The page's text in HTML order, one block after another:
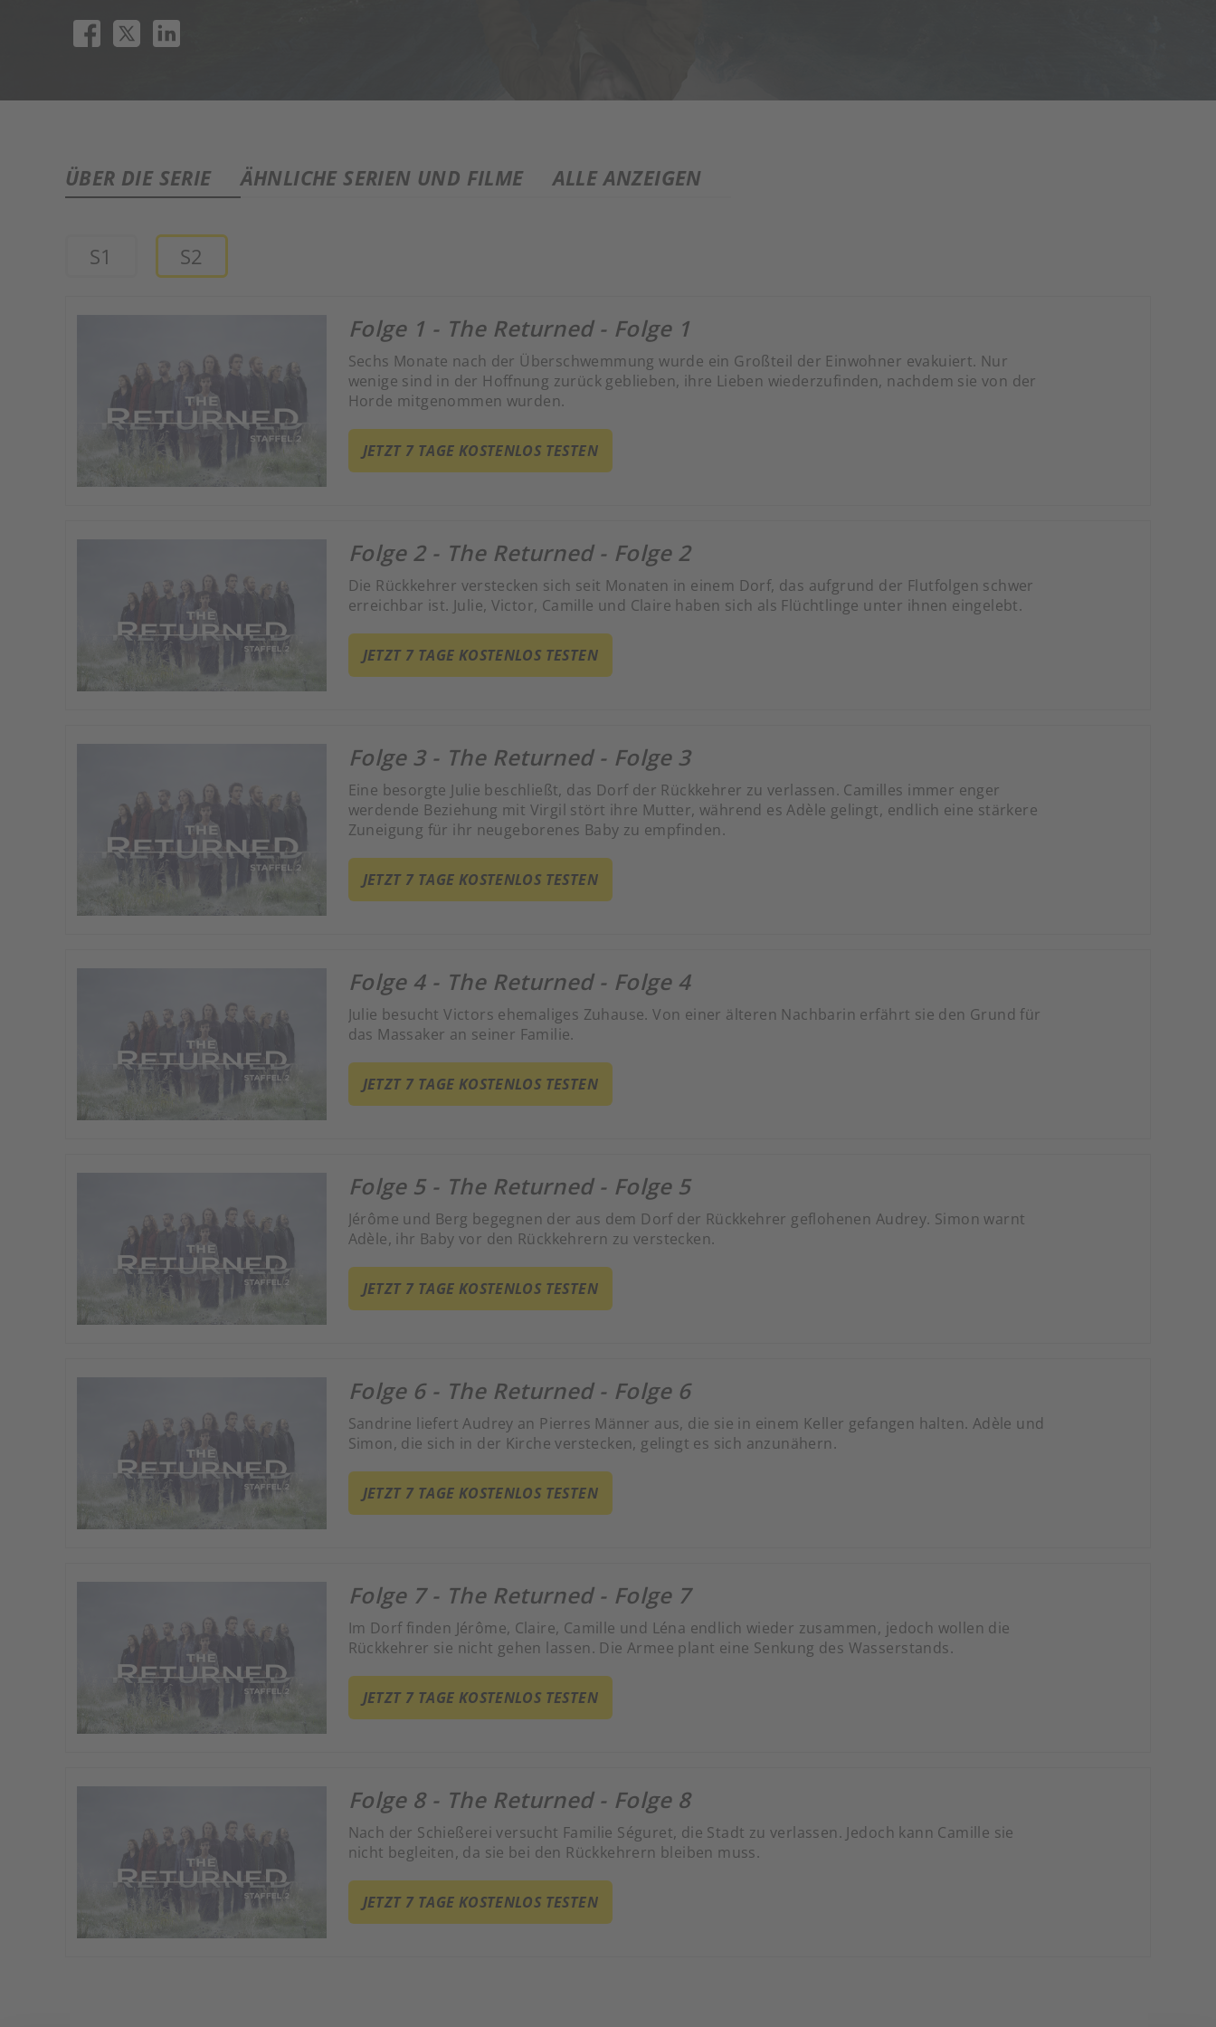
ÜBER DIE SERIE ÄHNLICHE SERIEN UND FILME ALLE ANZEIGEN
S1 S2
Folge 1 - The Returned - Folge 1
Sechs Monate nach der Überschwemmung wurde ein Großteil der Einwohner evakuiert. Nur
wenige sind in der Hoffnung zurück geblieben, ihre Lieben wiederzufinden, nachdem sie von der
Horde mitgenommen wurden.
JETZT 7 TAGE KOSTENLOS TESTEN
Folge 2 - The Returned - Folge 2
Die Rückkehrer verstecken sich seit Monaten in einem Dorf, das aufgrund der Flutfolgen schwer
erreichbar ist. Julie, Victor, Camille und Claire haben sich als Flüchtlinge unter ihnen eingelebt.
JETZT 7 TAGE KOSTENLOS TESTEN
Folge 3 - The Returned - Folge 3
Eine besorgte Julie beschließt, das Dorf der Rückkehrer zu verlassen. Camilles immer enger
werdende Beziehung mit Virgil stört ihre Mutter, während es Adèle gelingt, endlich eine stärkere
Zuneigung für ihr neugeborenes Baby zu empfinden.
JETZT 7 TAGE KOSTENLOS TESTEN
Folge 4 - The Returned - Folge 4
Julie besucht Victors ehemaliges Zuhause. Von einer älteren Nachbarin erfährt sie den Grund für
das Massaker an seiner Familie.
JETZT 7 TAGE KOSTENLOS TESTEN
Folge 5 - The Returned - Folge 5
Jérôme und Berg begegnen der aus dem Dorf der Rückkehrer geflohenen Audrey. Simon warnt
Adèle, ihr Baby vor den Rückkehrern zu verstecken.
JETZT 7 TAGE KOSTENLOS TESTEN
Folge 6 - The Returned - Folge 6
Sandrine liefert Audrey an Pierres Männer aus, die sie in einem Keller gefangen halten. Adèle und
Simon, die sich in der Kirche verstecken, gelingt es sich anzunähern.
JETZT 7 TAGE KOSTENLOS TESTEN
Folge 7 - The Returned - Folge 7
Im Dorf finden Jérôme, Claire, Camille und Léna endlich wieder zusammen, jedoch wollen die
Rückkehrer sie nicht gehen lassen. Die Armee plant eine Senkung des Wasserstands.
JETZT 7 TAGE KOSTENLOS TESTEN
Folge 8 - The Returned - Folge 8
Nach der Schießerei versucht Familie Séguret, die Stadt zu verlassen. Jedoch kann Camille sie
nicht begleiten, da sie bei den Rückkehrern bleiben muss.
JETZT 7 TAGE KOSTENLOS TESTEN